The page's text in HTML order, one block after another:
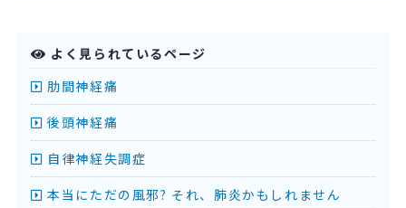
よく見られているページ
肋間神経痛
後頭神経痛
自律神経失調症
本当にただの風邪? それ、肺炎かもしれません